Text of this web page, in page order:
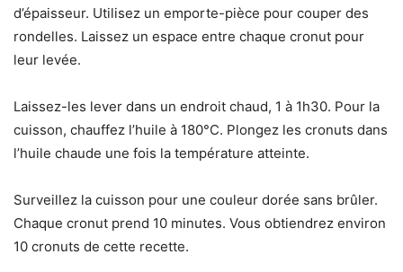
d’épaisseur. Utilisez un emporte-pièce pour couper des
rondelles. Laissez un espace entre chaque cronut pour
leur levée.
Laissez-les lever dans un endroit chaud, 1 à 1h30. Pour la
cuisson, chauffez l’huile à 180°C. Plongez les cronuts dans
l’huile chaude une fois la température atteinte.
Surveillez la cuisson pour une couleur dorée sans brûler.
Chaque cronut prend 10 minutes. Vous obtiendrez environ
10 cronuts de cette recette.